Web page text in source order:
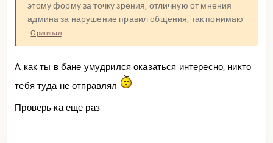
этому форму за точку зрения, отличную от мнения
админа за нарушение правил общения, так понимаю
Оригинал
А как ты в бане умудрился оказаться интересно, никто
тебя туда не отправлял
Проверь-ка еще раз